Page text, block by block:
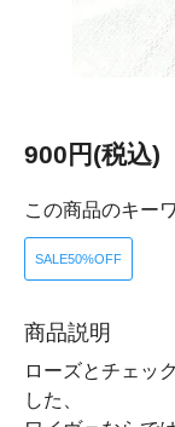
900円(税込)
この商品のキー
SALE50%OFF
商品説明
ローズとチェッ
した、